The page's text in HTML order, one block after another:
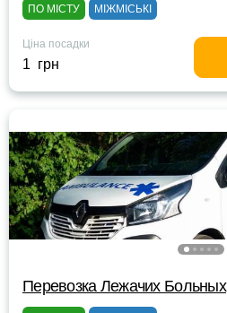
ПО МІСТУ МІЖМІСЬКІ
Ціна посадки
1 грн
Перевозка Лежачих Больных